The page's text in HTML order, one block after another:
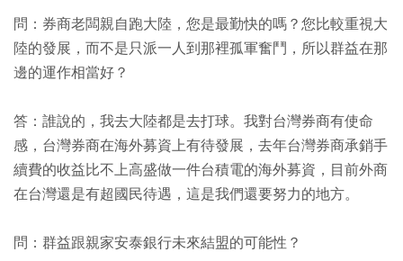
問：券商老闆親自跑大陸，您是最勤快的嗎？您比較重視大
陸的發展，而不是只派一人到那裡孤軍奮鬥，所以群益在那
邊的運作相當好？
答：誰說的，我去大陸都是去打球。我對台灣券商有使命
感，台灣券商在海外募資上有待發展，去年台灣券商承銷手
續費的收益比不上高盛做一件台積電的海外募資，目前外商
在台灣還是有超國民待遇，這是我們還要努力的地方。
問：群益跟親家安泰銀行未來結盟的可能性？